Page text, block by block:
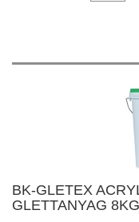
BK-GLETEX
GLETTANYAG 8KG